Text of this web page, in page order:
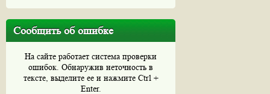
Сообщить об ошибке
На сайте работает система проверки
ошибок. Обнаружив неточность в
тексте, выделите ее и нажмите Ctrl +
Enter.